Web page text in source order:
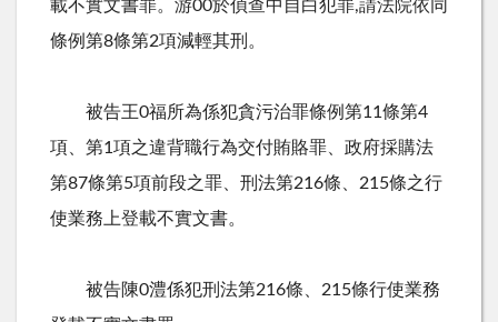
載不實文書罪。游00於偵查中自白犯罪,請法院依同
條例第8條第2項減輕其刑。
被告王0福所為係犯貪污治罪條例第11條第4
項、第1項之違背職行為交付賄賂罪、政府採購法
第87條第5項前段之罪、刑法第216條、215條之行
使業務上登載不實文書。
被告陳0澧係犯刑法第216條、215條行使業務